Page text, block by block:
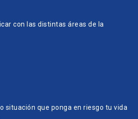
con las distintas áreas de la
situación que ponga en riesgo tu vida